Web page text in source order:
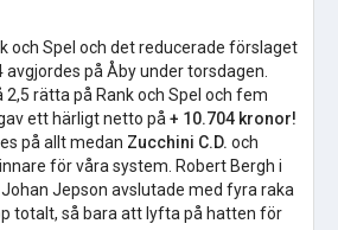
och Spel och det reducerade förslaget
på Åby under torsdagen.
rätta på Rank och Spel och fem
ett härligt netto på + 10.704 kronor!
på allt medan Zucchini C.D. och
för våra system. Robert Bergh i
Jepson avslutade med fyra raka
totalt, så bara att lyfta på hatten för